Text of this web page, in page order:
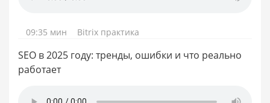
09:35 мин Bitrix практика
SEO в 2025 году: тренды, ошибки и что реально
работает